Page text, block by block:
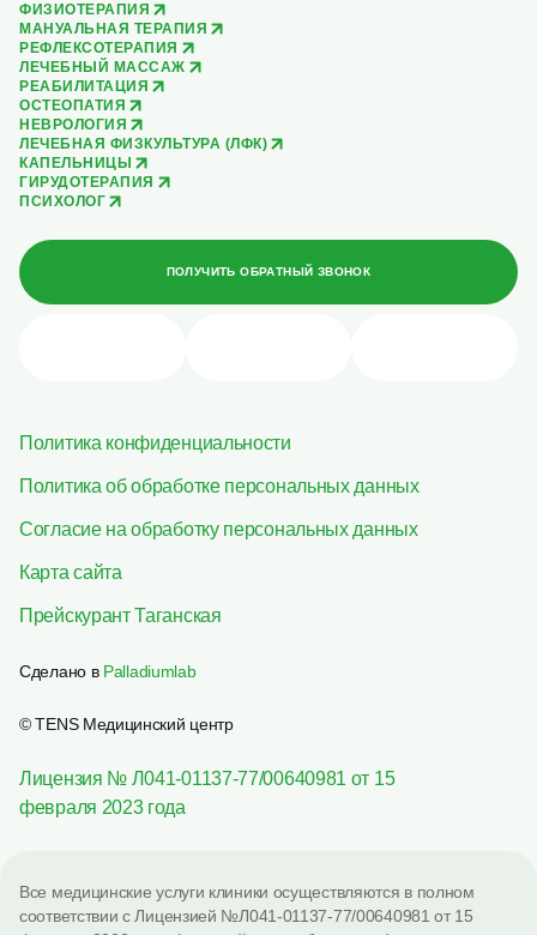
ФИЗИОТЕРАПИЯ
МАНУАЛЬНАЯ ТЕРАПИЯ
РЕФЛЕКСОТЕРАПИЯ
ЛЕЧЕБНЫЙ МАССАЖ
РЕАБИЛИТАЦИЯ
ОСТЕОПАТИЯ
НЕВРОЛОГИЯ
ЛЕЧЕБНАЯ ФИЗКУЛЬТУРА (ЛФК)
КАПЕЛЬНИЦЫ
ГИРУДОТЕРАПИЯ
ПСИХОЛОГ
ПОЛУЧИТЬ ОБРАТНЫЙ ЗВОНОК
© TENS Медицинский центр
Лицензия № Л041-01137-77/00640981 от 15
февраля 2023 года
Политика конфиденциальности
Политика об обработке персональных данных
Согласие на обработку персональных данных
Карта сайта
Прейскурант Таганская
Сделано в Palladiumlab
Все медицинские услуги клиники осуществляются в полном
соответствии с Лицензией №Л041-01137-77/00640981 от 15